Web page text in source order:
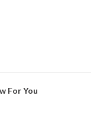
For You